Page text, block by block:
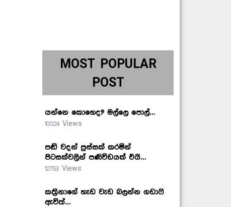
MOST POPULAR
POST
යන්නෙ කොහෙද? මල්ලෙ පොල්…
10024 Views
පඬි වදන් පුස්සක් කරමින්
පිටසක්වලින් පණිවිඩයක් එයි…
12753 Views
කත්‍රිනාගේ හැඩ වැඩ බලන්න ගඩාෆි
ඇවිත්…